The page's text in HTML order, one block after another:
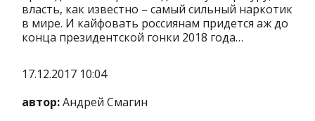
власть, как известно – самый сильный наркотик
в мире. И кайфовать россиянам придется аж до
конца президентской гонки 2018 года…
17.12.2017 10:04
автор:Андрей Смагин